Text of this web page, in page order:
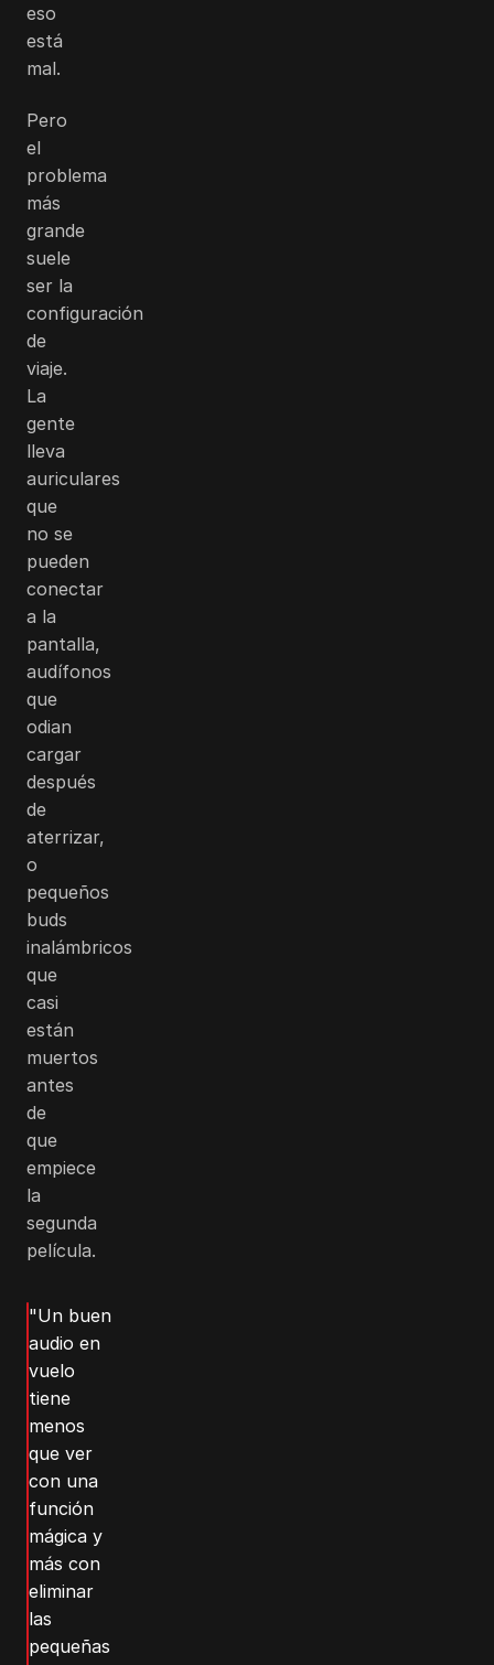
eso
está
mal.
Pero
el
problema
más
grande
suele
ser la
configuración
de
viaje.
La
gente
lleva
auriculares
que
no se
pueden
conectar
a la
pantalla,
audífonos
que
odian
cargar
después
de
aterrizar,
o
pequeños
buds
inalámbricos
que
casi
están
muertos
antes
de
que
empiece
la
segunda
película.
"Un buen
audio en
vuelo
tiene
menos
que ver
con una
función
mágica y
más con
eliminar
las
pequeñas